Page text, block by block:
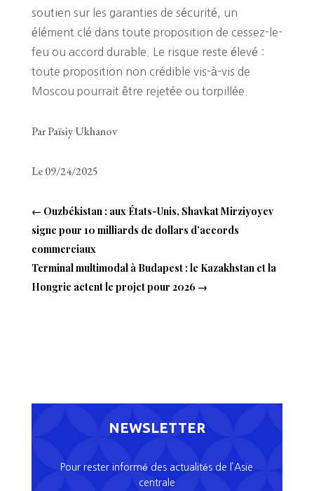
soutien sur les garanties de sécurité, un
élément clé dans toute proposition de cessez-le-
feu ou accord durable. Le risque reste élevé :
toute proposition non crédible vis-à-vis de
Moscou pourrait être rejetée ou torpillée.
Par Païsiy Ukhanov
Le 09/24/2025
← Ouzbékistan : aux États-Unis, Shavkat Mirziyoyev
signe pour 10 milliards de dollars d’accords
commerciaux
Terminal multimodal à Budapest : le Kazakhstan et la
Hongrie actent le projet pour 2026 →
NEWSLETTER
Pour rester informé des actualités de l’Asie
centrale